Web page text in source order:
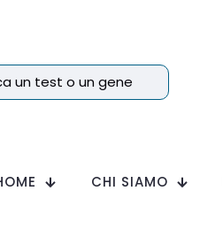
un test o un gene
CHI SIAMO